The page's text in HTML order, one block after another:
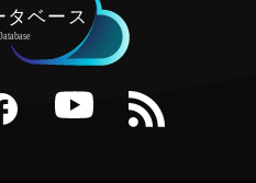
RSS